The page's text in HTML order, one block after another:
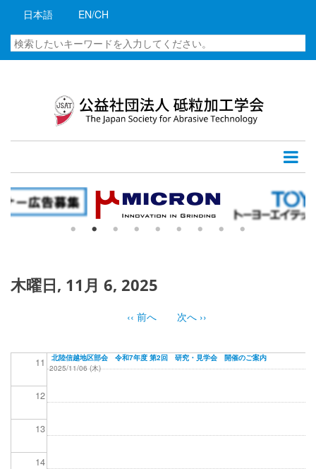
コ
に
動
日本語 EN/CH
検
索
木曜日, 11月 6, 2025
ジ
り
‹‹ 前へ 次へ ››
01
02
06
09
11
12
13
14
北陸信越地区部会 令和7年度 第2回 研究・見学会 開催のご案内
2025/11/06 (木)